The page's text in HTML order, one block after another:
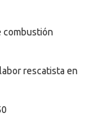
combustión
rescatista en